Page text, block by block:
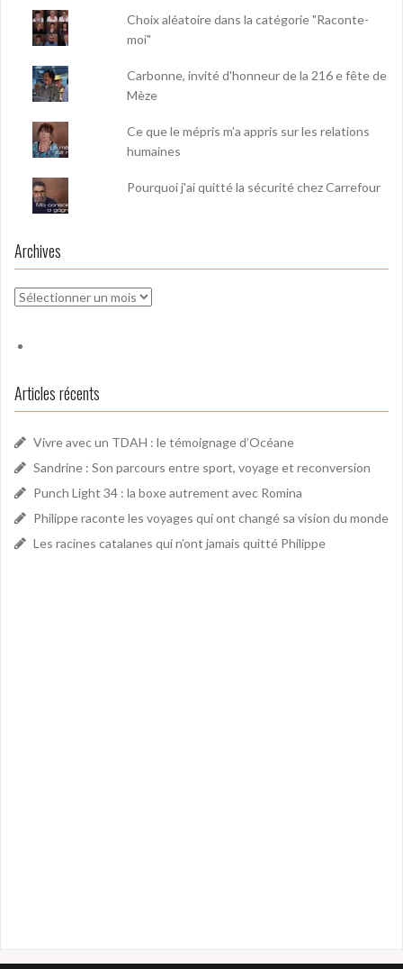
Choix aléatoire dans la catégorie "Raconte-
moi"
Carbonne, invité d'honneur de la 216 e fête de
Mèze
Ce que le mépris m’a appris sur les relations
humaines
Pourquoi j'ai quitté la sécurité chez Carrefour
Archives
Archives
Articles récents
Vivre avec un TDAH : le témoignage d’Océane
Sandrine : Son parcours entre sport, voyage et reconversion
Punch Light 34 : la boxe autrement avec Romina
Philippe raconte les voyages qui ont changé sa vision du monde
Les racines catalanes qui n’ont jamais quitté Philippe